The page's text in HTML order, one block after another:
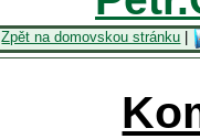
Zpět na domovskou stránku